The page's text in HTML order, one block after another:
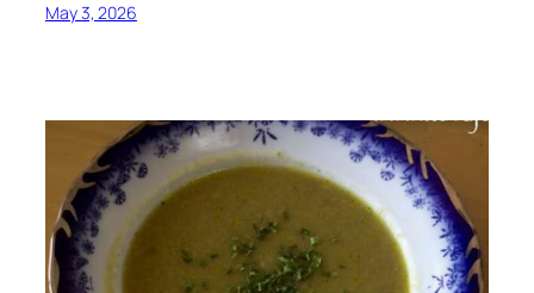
May 3, 2026